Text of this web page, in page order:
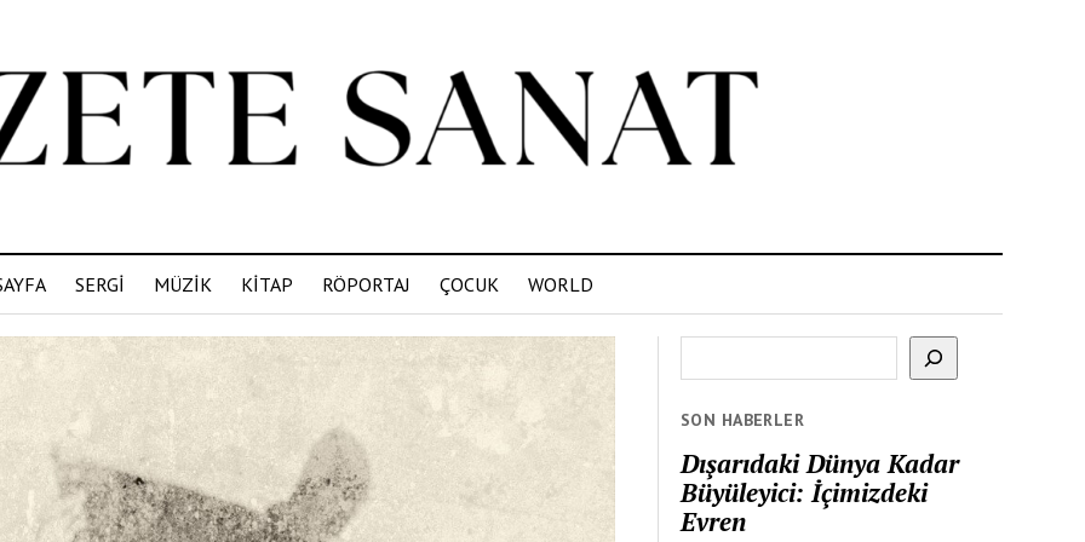
SERGİ MÜZİK KİTAP RÖPORTAJ ÇOCUK WORLD
SON HABERLER
Dışarıdaki Dünya Kadar
Büyüleyici: İçimizdeki
Evren